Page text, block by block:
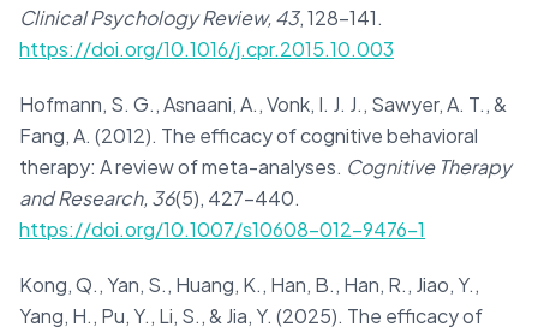
Clinical Psychology Review, 43, 128–141.
https://doi.org/10.1016/j.cpr.2015.10.003
Hofmann, S. G., Asnaani, A., Vonk, I. J. J., Sawyer, A. T., &
Fang, A. (2012). The efficacy of cognitive behavioral
therapy: A review of meta-analyses. Cognitive Therapy
and Research, 36(5), 427–440.
https://doi.org/10.1007/s10608-012-9476-1
Kong, Q., Yan, S., Huang, K., Han, B., Han, R., Jiao, Y.,
Yang, H., Pu, Y., Li, S., & Jia, Y. (2025). The efficacy of